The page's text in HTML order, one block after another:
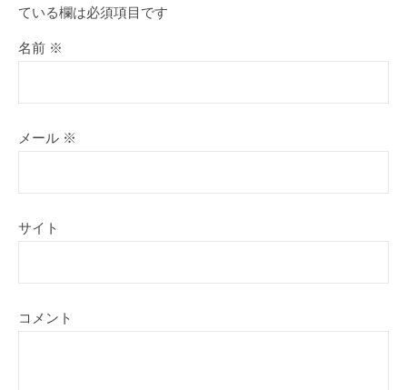
ている欄は必須項目です
名前 ※
メール ※
サイト
コメント